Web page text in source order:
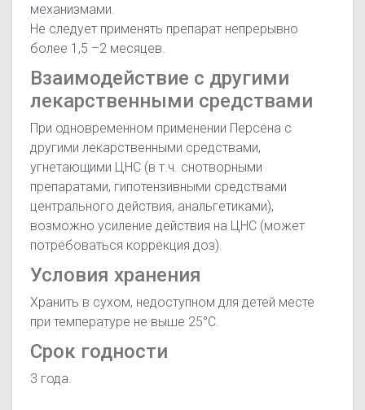
механизмами.
Не следует применять препарат непрерывно
более 1,5 –2 месяцев.
Взаимодействие с другими
лекарственными средствами
При одновременном применении Персена с
другими лекарственными средствами,
угнетающими ЦНС (в т.ч. снотворными
препаратами, гипотензивными средствами
центрального действия, анальгетиками),
возможно усиление действия на ЦНС (может
потребоваться коррекция доз).
Условия хранения
Хранить в сухом, недоступном для детей месте
при температуре не выше 25°C.
Срок годности
3 года.